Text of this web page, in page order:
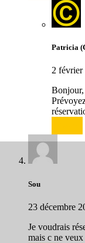
Patricia
2 février
Bonjour,
Sou
23 décembre
Je voudrais
mais c ne